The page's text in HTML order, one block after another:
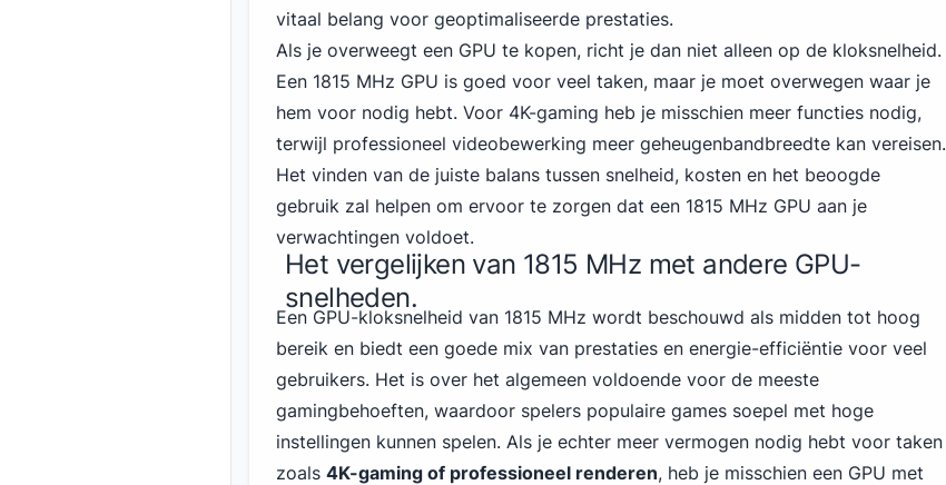
vitaal belang voor geoptimaliseerde prestaties.
Als je overweegt een GPU te kopen, richt je dan niet alleen op de kloksnelheid.
Een 1815 MHz GPU is goed voor veel taken, maar je moet overwegen waar je
hem voor nodig hebt. Voor 4K-gaming heb je misschien meer functies nodig,
terwijl professioneel videobewerking meer geheugenbandbreedte kan vereisen.
Het vinden van de juiste balans tussen snelheid, kosten en het beoogde
gebruik zal helpen om ervoor te zorgen dat een 1815 MHz GPU aan je
verwachtingen voldoet.
Het vergelijken van 1815 MHz met andere GPU-
snelheden.
Een GPU-kloksnelheid van 1815 MHz wordt beschouwd als midden tot hoog
bereik en biedt een goede mix van prestaties en energie-efficiëntie voor veel
gebruikers. Het is over het algemeen voldoende voor de meeste
gamingbehoeften, waardoor spelers populaire games soepel met hoge
instellingen kunnen spelen. Als je echter meer vermogen nodig hebt voor taken
zoals 4K-gaming of professioneel renderen, heb je misschien een GPU met